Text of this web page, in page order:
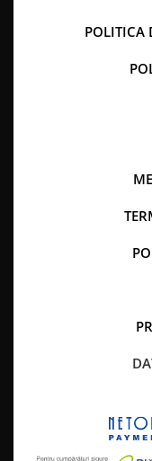
POLITICA